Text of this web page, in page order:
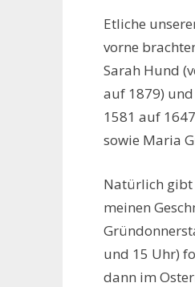
Etliche
vorne
Sarah Hund
auf 1879)
1581 auf
sowie Maria
Natürlich gibt
meinen
und 15 Uhr)
dann im